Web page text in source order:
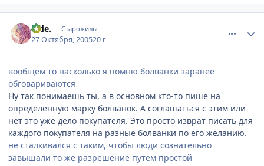
hide. Старожилы
27 Октября, 200520 г
вообщем то насколько я помню болванки заранее
обговариваются
Ну так понимаешь ты, а в основном кто-то пише на
определенную марку болванок. А соглашаться с этим или
нет это уже дело покупателя. Это просто изврат писать для
каждого покупателя на разные болванки по его желанию.
не сталкивался с таким, чтобы люди сознательно
завышали то же разрешение путем простой